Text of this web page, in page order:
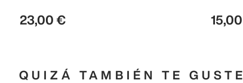
23,00 € 15,00
QUIZÁ TAMBIÉN TE GUSTE